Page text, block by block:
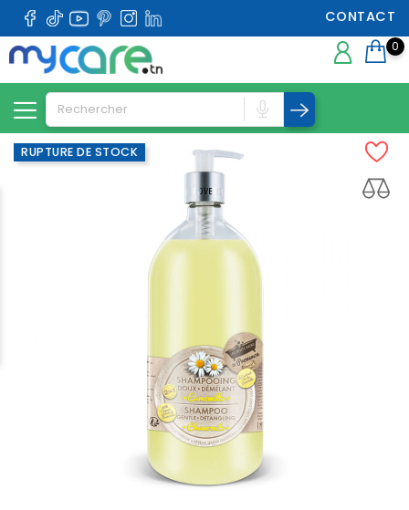
CONTACT
0
RUPTURE DE STOCK